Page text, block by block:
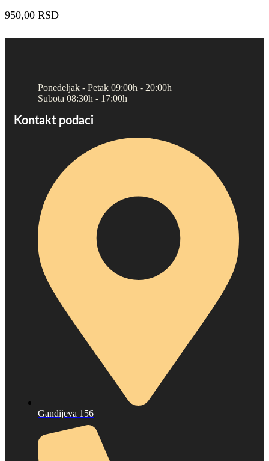
950,00 RSD
Ponedeljak - Petak 09:00h - 20:00h
Subota 08:30h - 17:00h
Kontakt podaci
Gandijeva 156